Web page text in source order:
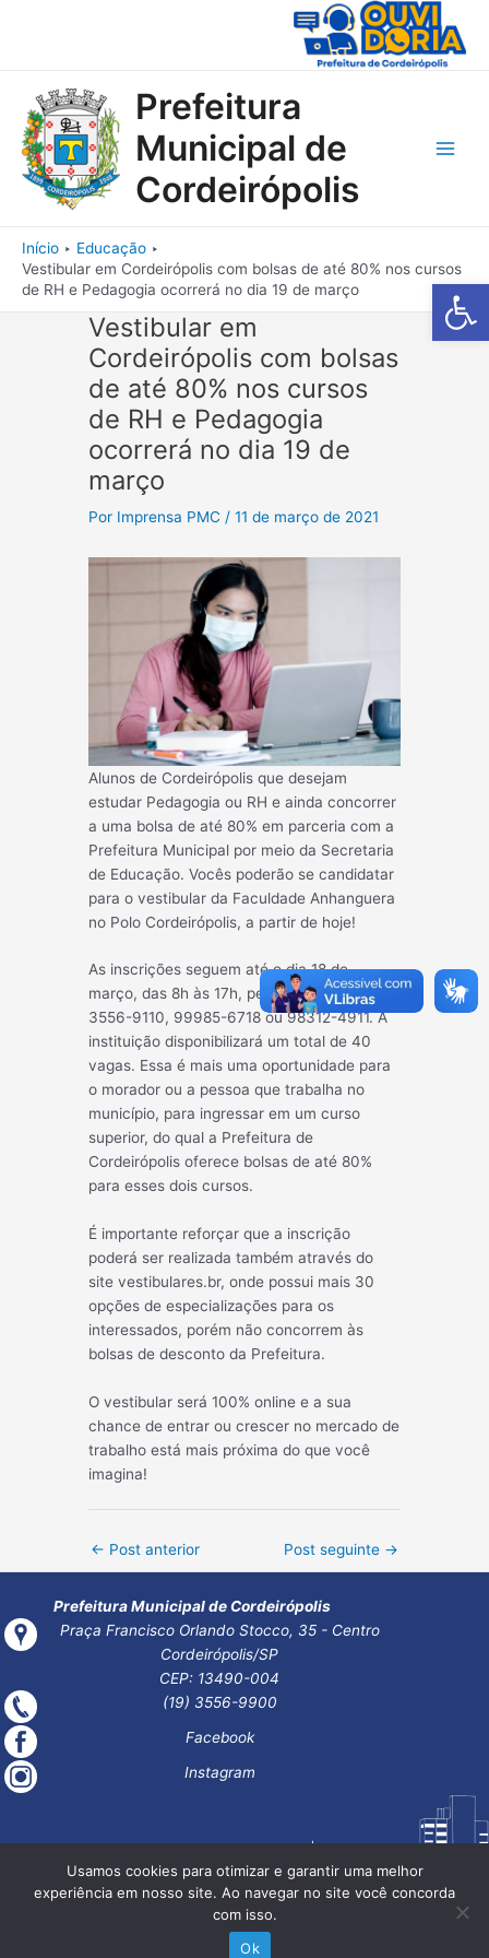
Barra de
Prefeitura
Municipal de
Cordeirópolis
Início
Educação
Vestibular em Cordeirópolis com bolsas de até 80% nos cursos
de RH e Pedagogia ocorrerá no dia 19 de março
Vestibular em
Cordeirópolis com bolsas
de até 80% nos cursos
de RH e Pedagogia
ocorrerá no dia 19 de
março
Por Imprensa PMC /11 de março de 2021
Alunos de Cordeirópolis que desejam
estudar Pedagogia ou RH e ainda concorrer
a uma bolsa de até 80% em parceria com a
Prefeitura Municipal por meio da Secretaria
de Educação. Vocês poderão se candidatar
para o vestibular da Faculdade Anhanguera
no Polo Cordeirópolis, a partir de hoje!
As inscrições seguem até o dia 18 de
março, das 8h às 17h, pelos telefones:
3556-9110, 99985-6718 ou 98312-4911. A
instituição disponibilizará um total de 40
vagas. Essa é mais uma oportunidade para
o morador ou a pessoa que trabalha no
município, para ingressar em um curso
superior, do qual a Prefeitura de
Cordeirópolis oferece bolsas de até 80%
para esses dois cursos.
É importante reforçar que a inscrição
poderá ser realizada também através do
site vestibulares.br, onde possui mais 30
opções de especializações para os
interessados, porém não concorrem às
bolsas de desconto da Prefeitura.
O vestibular será 100% online e a sua
chance de entrar ou crescer no mercado de
trabalho está mais próxima do que você
imagina!
Post
← Post anterior Post seguinte →
Prefeitura Municipal de Cordeirópolis
Praça Francisco Orlando Stocco, 35 - Centro
Cordeirópolis/SP
CEP: 13490-004
(19) 3556-9900
Facebook
Instagram
Usamos cookies para otimizar e garantir uma melhor
experiência em nosso site. Ao navegar no site você concorda
com isso.
Ok